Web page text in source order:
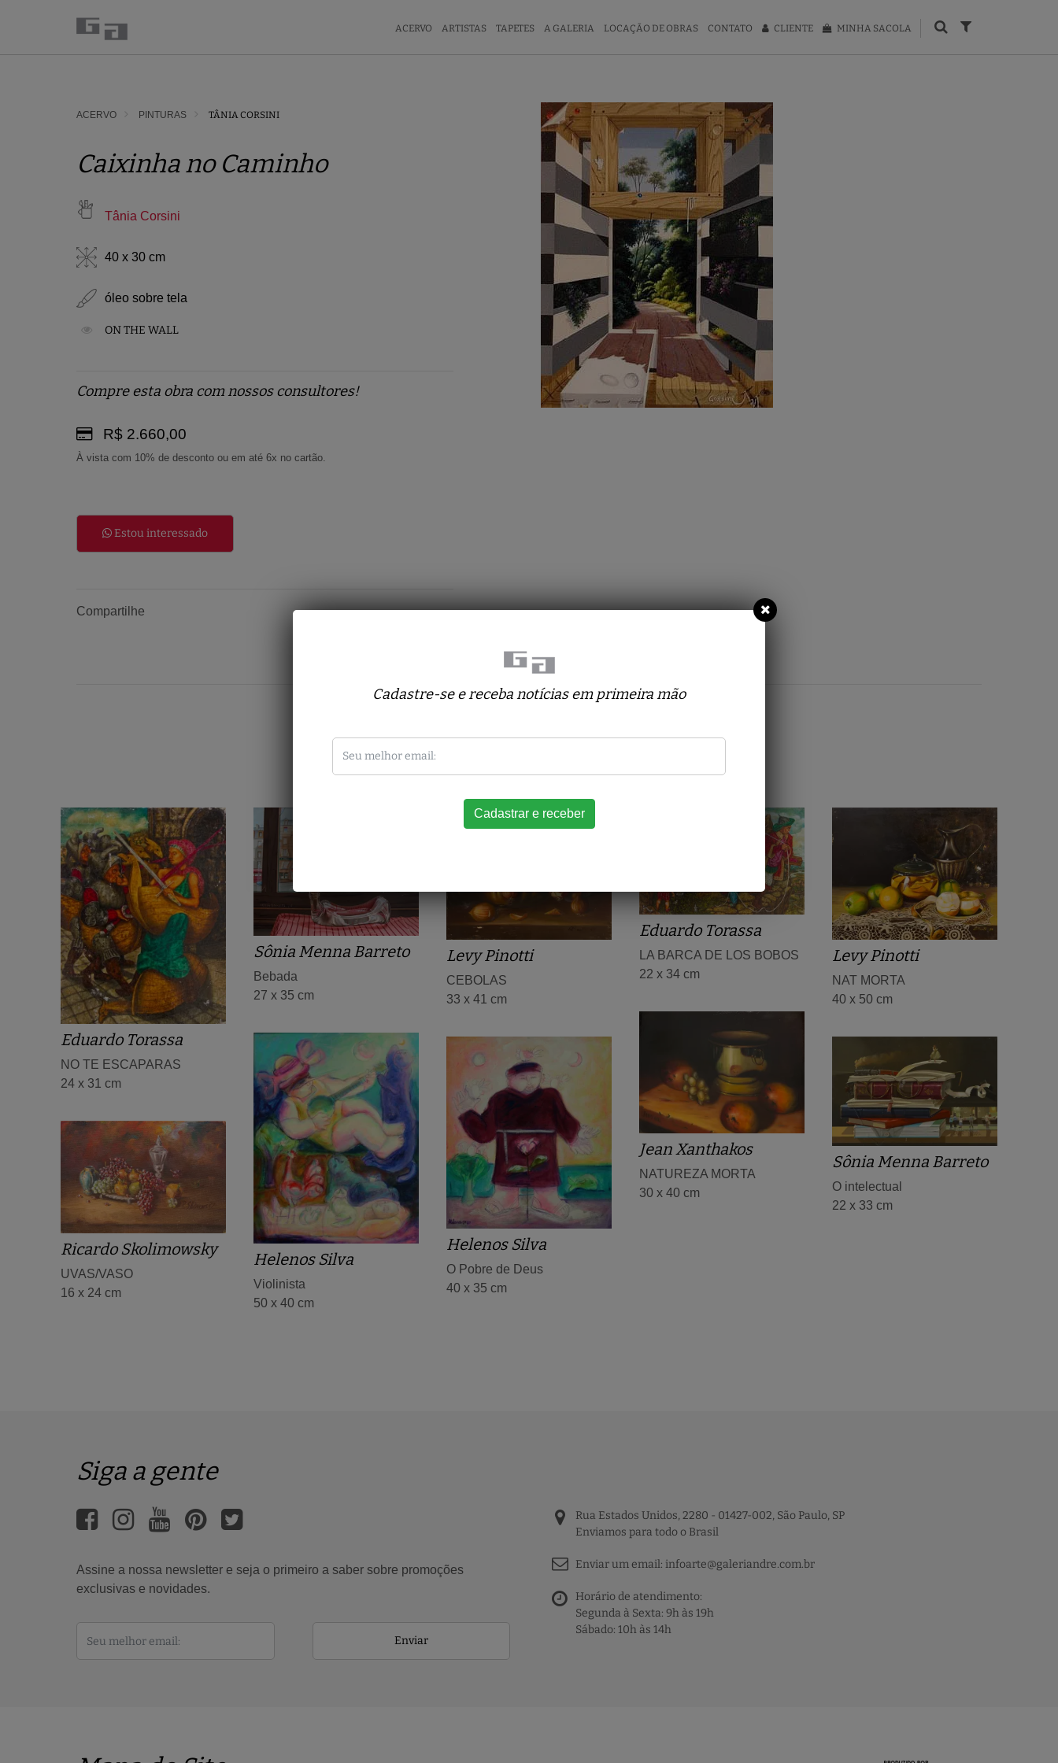
ACERVO ARTISTAS TAPETES A GALERIA LOCAÇÃO DE OBRAS CONTATO CLIENTE MINHA SACOLA
ACERVO PINTURAS TÂNIA CORSINI
Caixinha no Caminho
Tânia Corsini
40 x 30 cm
óleo sobre tela
ON THE WALL
Compre esta obra com nossos consultores!
R$ 2.660,00
À vista com 10% de desconto ou em até 6x no cartão.
Estou interessado
Compartilhe
Eduardo Torassa
NO TE ESCAPARAS
24 x 31 cm
Sônia Menna Barreto
Bebada
27 x 35 cm
Levy Pinotti
CEBOLAS
33 x 41 cm
Eduardo Torassa
LA BARCA DE LOS BOBOS
22 x 34 cm
Levy Pinotti
NAT MORTA
40 x 50 cm
Jean Xanthakos
NATUREZA MORTA
30 x 40 cm
Helenos Silva
Violinista
50 x 40 cm
Helenos Silva
O Pobre de Deus
40 x 35 cm
Sônia Menna Barreto
O intelectual
22 x 33 cm
Ricardo Skolimowsky
UVAS/VASO
16 x 24 cm
Siga a gente
Assine a nossa newsletter e seja o primeiro a saber sobre promoções
exclusivas e novidades.
Enviar
Rua Estados Unidos, 2280 - 01427-002, São Paulo, SP
Enviamos para todo o Brasil
Enviar um email: infoarte@galeriandre.com.br
Horário de atendimento:
Segunda à Sexta: 9h às 19h
Sábado: 10h às 14h
Cadastre-se e receba notícias em primeira mão